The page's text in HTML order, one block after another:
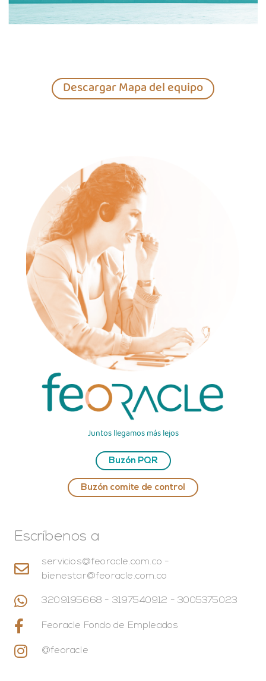
Descargar Mapa del equipo
Juntos llegamos más lejos
Buzón PQR
Buzón comite de control
Escríbenos a
servicios@feoracle.com.co -
bienestar@feoracle.com.co
3209195668 - 3197540912 - 3005375023
Feoracle Fondo de Empleados
@feoracle